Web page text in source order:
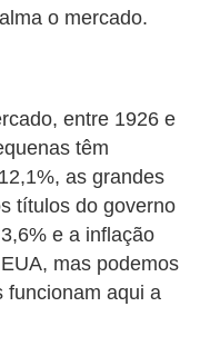
o mercado.
entre 1926 e
têm
as grandes
títulos do governo
e a inflação
mas podemos
funcionam aqui a